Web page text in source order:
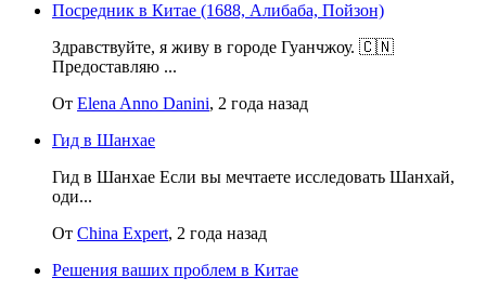
Посредник в Китае (1688, Алибаба, Пойзон)
Здравствуйте, я живу в городе Гуанчжоу. 🇨🇳
Предоставляю ...
От Elena Anno Danini, 2 года назад
Гид в Шанхае
Гид в Шанхае Если вы мечтаете исследовать Шанхай,
оди...
От China Expert, 2 года назад
Решения ваших проблем в Китае